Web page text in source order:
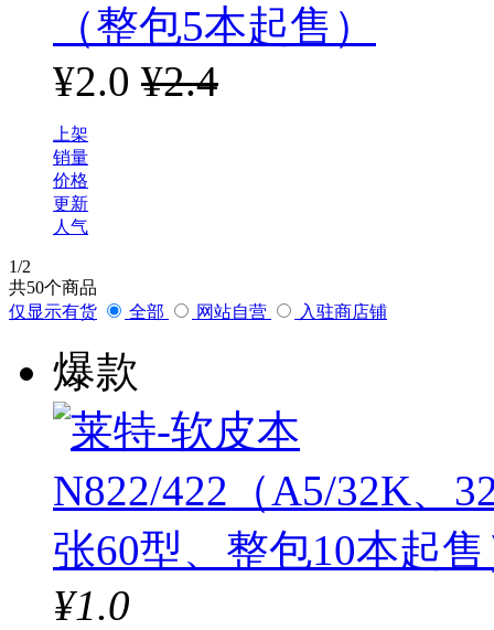
北极星
长虹
卡西欧
喜通
万皂堂
邦洁
（整包5本起售）
¥2.0 ¥2.4
上架
销量
价格
更新
人气
1/2
共50个商品
仅显示有货
全部 网站自营 入驻商店铺
爆款
¥1.0